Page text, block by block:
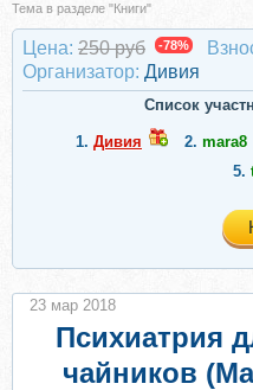
Тема в разделе "Книги"
Цена: 250 руб -78%
Организатор: Дивия
Список
1. Дивия 2. mara8
5.
Психиатрия
чайников
23 мар 2018